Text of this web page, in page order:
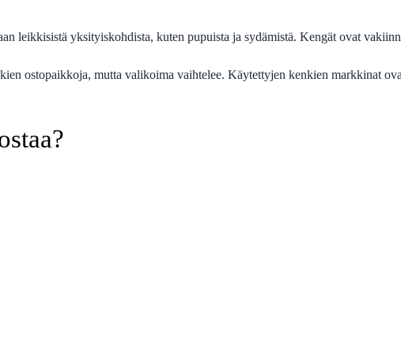
leikkisistä yksityiskohdista, kuten pupuista ja sydämistä. Kengät ovat
ostopaikkoja, mutta valikoima vaihtelee. Käytettyjen kenkien markkinat